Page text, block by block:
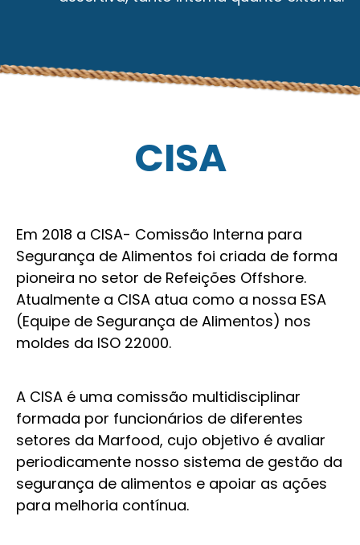
CISA
Em 2018 a CISA- Comissão Interna para
Segurança de Alimentos foi criada de forma
pioneira no setor de Refeições Offshore.
Atualmente a CISA atua como a nossa ESA
(Equipe de Segurança de Alimentos) nos
moldes da ISO 22000.
A CISA é uma comissão multidisciplinar
formada por funcionários de diferentes
setores da Marfood, cujo objetivo é avaliar
periodicamente nosso sistema de gestão da
segurança de alimentos e apoiar as ações
para melhoria contínua.